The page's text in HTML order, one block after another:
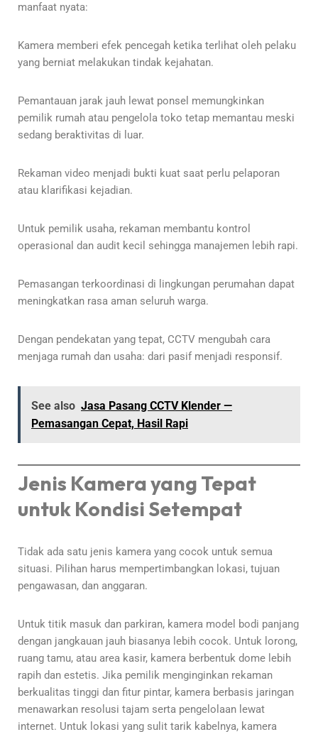
manfaat nyata:
Kamera memberi efek pencegah ketika terlihat oleh pelaku
yang berniat melakukan tindak kejahatan.
Pemantauan jarak jauh lewat ponsel memungkinkan
pemilik rumah atau pengelola toko tetap memantau meski
sedang beraktivitas di luar.
Rekaman video menjadi bukti kuat saat perlu pelaporan
atau klarifikasi kejadian.
Untuk pemilik usaha, rekaman membantu kontrol
operasional dan audit kecil sehingga manajemen lebih rapi.
Pemasangan terkoordinasi di lingkungan perumahan dapat
meningkatkan rasa aman seluruh warga.
Dengan pendekatan yang tepat, CCTV mengubah cara
menjaga rumah dan usaha: dari pasif menjadi responsif.
See also Jasa Pasang CCTV Klender —
Pemasangan Cepat, Hasil Rapi
Jenis Kamera yang Tepat
untuk Kondisi Setempat
Tidak ada satu jenis kamera yang cocok untuk semua
situasi. Pilihan harus mempertimbangkan lokasi, tujuan
pengawasan, dan anggaran.
Untuk titik masuk dan parkiran, kamera model bodi panjang
dengan jangkauan jauh biasanya lebih cocok. Untuk lorong,
ruang tamu, atau area kasir, kamera berbentuk dome lebih
rapih dan estetis. Jika pemilik menginginkan rekaman
berkualitas tinggi dan fitur pintar, kamera berbasis jaringan
menawarkan resolusi tajam serta pengelolaan lewat
internet. Untuk lokasi yang sulit tarik kabelnya, kamera